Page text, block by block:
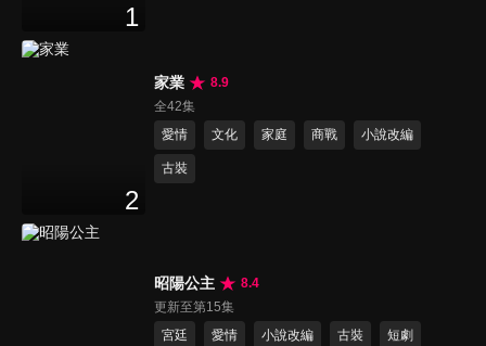
1
2
家業
8.9
全42集
愛情
文化 家庭 商戰 小說改編
古裝
昭陽公主
8.4
更新至第15集
宮廷
愛情 小說改編 古裝 短劇